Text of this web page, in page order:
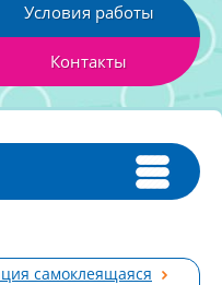
Условия работы
Контакты
самоклеящаяся